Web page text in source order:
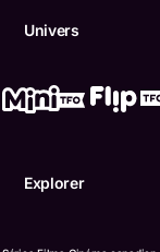
Univers
Explorer
Boukili
Confidentialité